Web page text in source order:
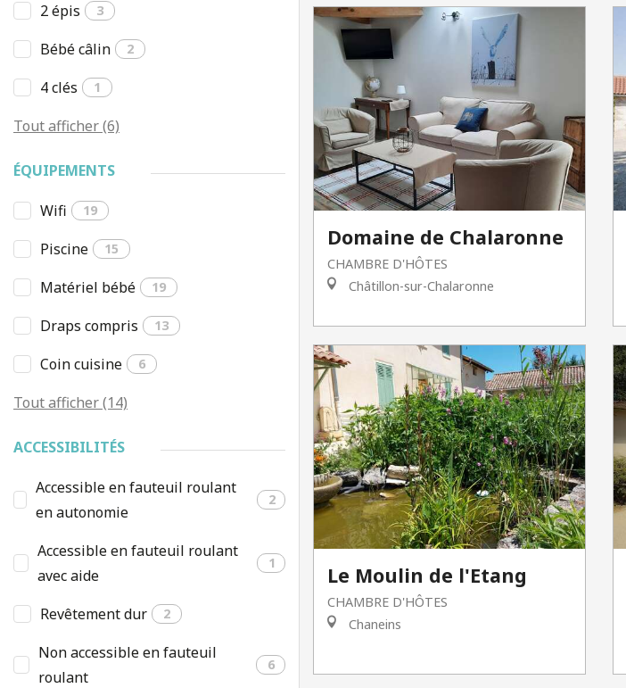
2 épis 3
Bébé câlin 2
4 clés 1
Tout afficher (6)
ÉQUIPEMENTS
Wifi 19
Piscine 15
Matériel bébé 19
Draps compris 13
Coin cuisine 6
Tout afficher (14)
ACCESSIBILITÉS
Accessible en fauteuil roulant
en autonomie
2
Accessible en fauteuil roulant
avec aide
1
Revêtement dur 2
Non accessible en fauteuil
roulant
6
Domaine de Chalaronne
CHAMBRE D'HÔTES
Châtillon-sur-Chalaronne
Le Moulin de l'Etang
CHAMBRE D'HÔTES
Chaneins